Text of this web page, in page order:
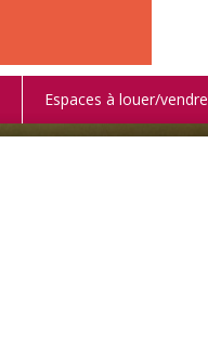
Espaces à louer/vendre